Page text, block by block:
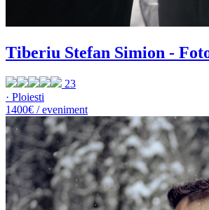
Tiberiu Stefan Simion -
23
· Ploiesti
1400€ / eveniment